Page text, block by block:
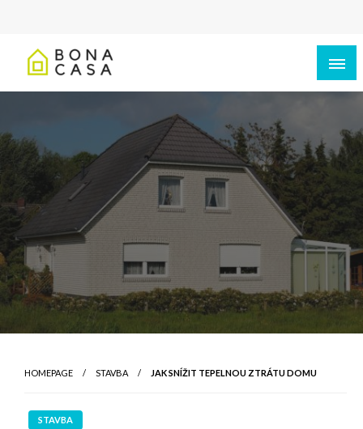
HOMEPAGE STAVBA JAK SNÍŽIT TEPELNOU ZTRÁTU DOMU
STAVBA